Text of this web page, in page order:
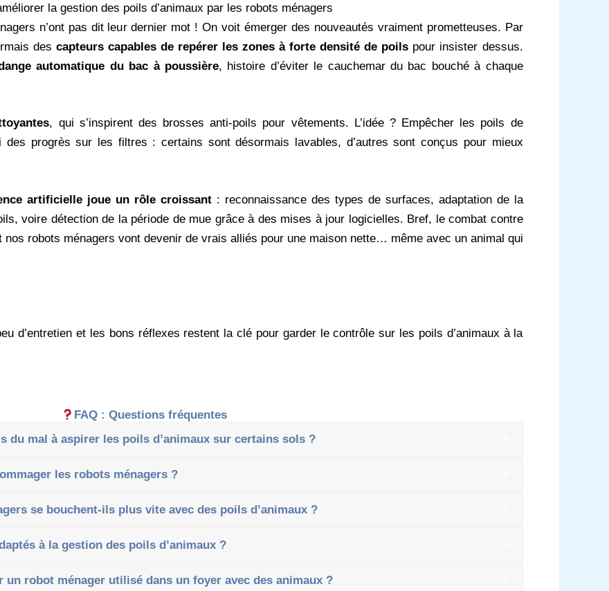
la gestion des poils d’animaux par les robots ménagers
n’ont pas dit leur dernier mot ! On voit émerger des nouveautés vraiment prometteuses. Par
des capteurs capables de repérer les zones à forte densité de poils pour insister dessus.
automatique du bac à poussière, histoire d’éviter le cauchemar du bac bouché à chaque
, qui s’inspirent des brosses anti-poils pour vêtements. L’idée ? Empêcher les poils de
des progrès sur les filtres : certains sont désormais lavables, d’autres sont conçus pour mieux
artificielle joue un rôle croissant: reconnaissance des types de surfaces, adaptation de la
voire détection de la période de mue grâce à des mises à jour logicielles. Bref, le combat contre
nos robots ménagers vont devenir de vrais alliés pour une maison nette… même avec un animal qui
d’entretien et les bons réflexes restent la clé pour garder le contrôle sur les poils d’animaux à la
FAQ : Questions fréquentes
du mal à aspirer les poils d’animaux sur certains sols ?
les robots ménagers ?
se bouchent-ils plus vite avec des poils d’animaux ?
à la gestion des poils d’animaux ?
robot ménager utilisé dans un foyer avec des animaux ?